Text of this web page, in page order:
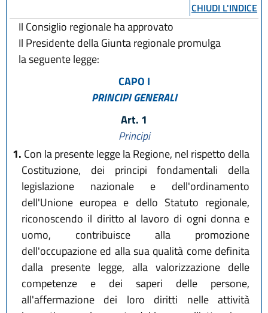
CHIUDI L'INDICE
Il Consiglio regionale ha approvato
Il Presidente della Giunta regionale promulga
la seguente legge:
CAPO I
PRINCIPI GENERALI
Art. 1
Principi
1. Con la presente legge la Regione, nel rispetto della
Costituzione, dei principi fondamentali della
legislazione nazionale e dell'ordinamento
dell'Unione europea e dello Statuto regionale,
riconoscendo il diritto al lavoro di ogni donna e
uomo, contribuisce alla promozione
dell'occupazione ed alla sua qualità come definita
dalla presente legge, alla valorizzazione delle
competenze e dei saperi delle persone,
all'affermazione dei loro diritti nelle attività